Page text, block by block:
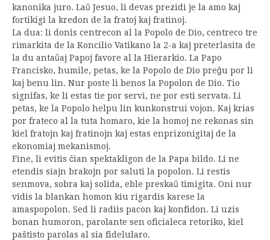
kanonika juro. Laŭ Jesuo, li devas prezidi je la amo kaj
fortikigi la kredon de la fratoj kaj fratinoj.
La dua: li donis centrecon al la Popolo de Dio, centreco tre
rimarkita de la Koncilio Vatikano la 2-a kaj preterlasita de
la du antaŭaj Papoj favore al la Hierarkio. La Papo
Francisko, humile, petas, ke la Popolo de Dio preĝu por li
kaj benu lin. Nur poste li benos la Popolon de Dio. Tio
signifas, ke li estas tie por servi, ne por esti servata. Li
petas, ke la Popolo helpu lin kunkonstrui vojon. Kaj krias
por frateco al la tuta homaro, kie la homoj ne rekonas sin
kiel fratojn kaj fratinojn kaj estas enprizonigitaj de la
ekonomiaj mekanismoj.
Fine, li evitis ĉian spektakligon de la Papa bildo. Li ne
etendis siajn brakojn por saluti la popolon. Li restis
senmova, sobra kaj solida, eble preskaŭ timigita. Oni nur
vidis la blankan homon kiu rigardis karese la
amaspopolon. Sed li radiis pacon kaj konfidon. Li uzis
bonan humoron, parolante sen oficialeca retoriko, kiel
paŝtisto parolas al sia fidelularo.